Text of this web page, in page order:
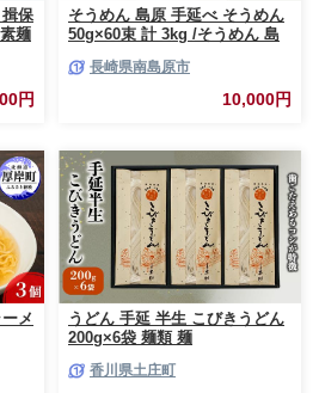
揖保
麺
の
円
そうめん 島原 手延べ そうめん
50g×60束 計 3kg /そうめん 島
そうめん 素麺 麺 乾麺 島原そう
めん ソーメン 手延べ 乾麺 手延
べそうめん 島原そうめん めん
援 / 南島原市 / こじま製麺
[SAZ023]
長崎県南島原市
10,000円
メ
うどん 手延 半生 こびきうどん
200g×6袋 麺類 麺
香川県土庄町